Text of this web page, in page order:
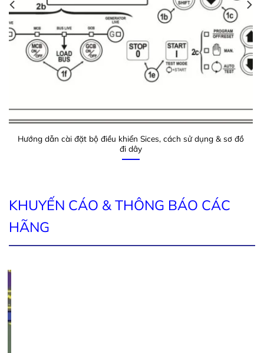
Hướng dẫn cài đặt bộ điều khiển Sices, cách sử dụng & sơ đồ
đi dây
KHUYẾN CÁO & THÔNG BÁO CÁC
HÃNG